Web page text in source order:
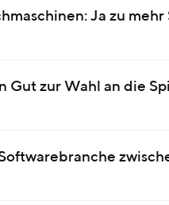
Ja zu
Gut zur Wahl an die